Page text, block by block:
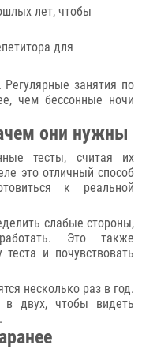
лет, чтобы
для
занятия по
чем бессонные ночи
они нужны
тесты, считая их
это отличный способ
к реальной
слабые стороны,
Это также
и почувствовать
несколько раз в год.
в двух, чтобы видеть